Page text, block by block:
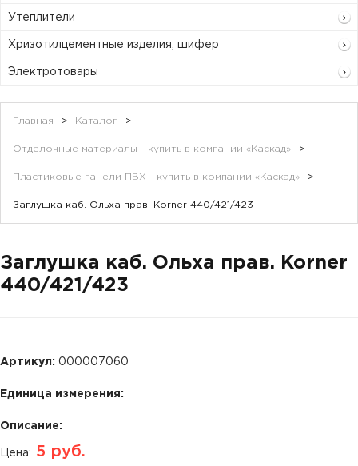
Утеплители
Хризотилцементные изделия, шифер
Электротовары
Главная > Каталог >
Отделочные материалы - купить в компании «Каскад» >
Пластиковые панели ПВХ - купить в компании «Каскад» >
Заглушка каб. Ольха прав. Korner 440/421/423
Заглушка каб. Ольха прав. Korner
440/421/423
Артикул: 000007060
Единица измерения:
Описание:
Цена: 5 руб.